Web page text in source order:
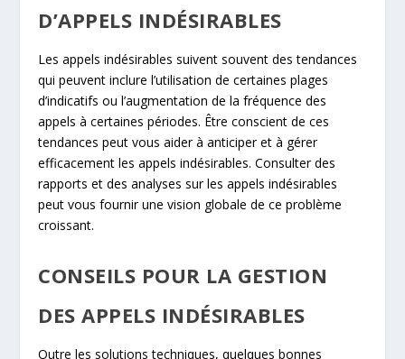
D’APPELS INDÉSIRABLES
Les appels indésirables suivent souvent des tendances
qui peuvent inclure l’utilisation de certaines plages
d’indicatifs ou l’augmentation de la fréquence des
appels à certaines périodes. Être conscient de ces
tendances peut vous aider à anticiper et à gérer
efficacement les appels indésirables. Consulter des
rapports et des analyses sur les appels indésirables
peut vous fournir une vision globale de ce problème
croissant.
CONSEILS POUR LA GESTION
DES APPELS INDÉSIRABLES
Outre les solutions techniques, quelques bonnes